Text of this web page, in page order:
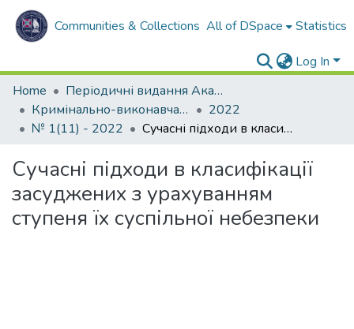
Communities & Collections All of DSpace Statistics
Log In
Home
Періодичні видання Академії
Кримінально-виконавча система. Вчора. Сьогодні. Завтра
2022
№ 1(11) - 2022
Сучасні підходи в класифікації засуджених з урахуванням ступеня їх суспільної небезпеки
Сучасні підходи в класифікації
засуджених з урахуванням
ступеня їх суспільної небезпеки